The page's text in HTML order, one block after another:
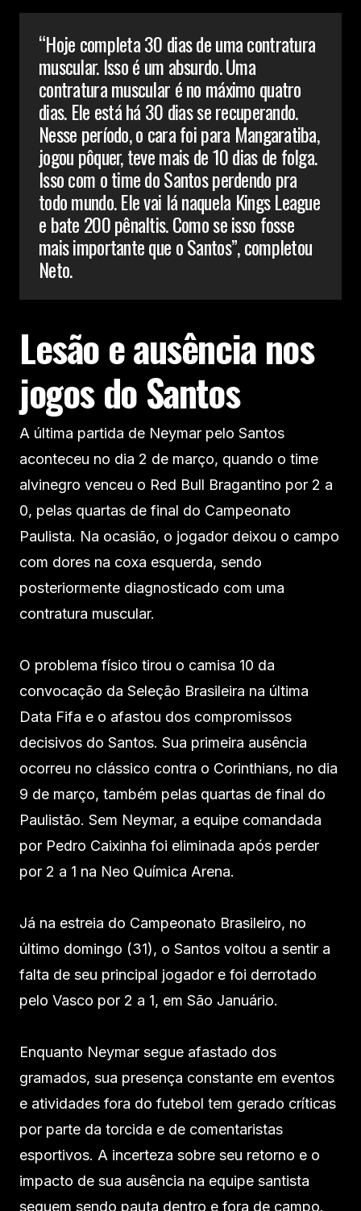
“Hoje completa 30 dias de uma contratura
muscular. Isso é um absurdo. Uma
contratura muscular é no máximo quatro
dias. Ele está há 30 dias se recuperando.
Nesse período, o cara foi para Mangaratiba,
jogou pôquer, teve mais de 10 dias de folga.
Isso com o time do Santos perdendo pra
todo mundo. Ele vai lá naquela Kings League
e bate 200 pênaltis. Como se isso fosse
mais importante que o Santos”, completou
Neto.
Lesão e ausência nos
jogos do Santos
A última partida de Neymar pelo Santos
aconteceu no dia 2 de março, quando o time
alvinegro venceu o Red Bull Bragantino por 2 a
0, pelas quartas de final do Campeonato
Paulista. Na ocasião, o jogador deixou o campo
com dores na coxa esquerda, sendo
posteriormente diagnosticado com uma
contratura muscular.
O problema físico tirou o camisa 10 da
convocação da Seleção Brasileira na última
Data Fifa e o afastou dos compromissos
decisivos do Santos. Sua primeira ausência
ocorreu no clássico contra o Corinthians, no dia
9 de março, também pelas quartas de final do
Paulistão. Sem Neymar, a equipe comandada
por Pedro Caixinha foi eliminada após perder
por 2 a 1 na Neo Química Arena.
Já na estreia do Campeonato Brasileiro, no
último domingo (31), o Santos voltou a sentir a
falta de seu principal jogador e foi derrotado
pelo Vasco por 2 a 1, em São Januário.
Enquanto Neymar segue afastado dos
gramados, sua presença constante em eventos
e atividades fora do futebol tem gerado críticas
por parte da torcida e de comentaristas
esportivos. A incerteza sobre seu retorno e o
impacto de sua ausência na equipe santista
seguem sendo pauta dentro e fora de campo.